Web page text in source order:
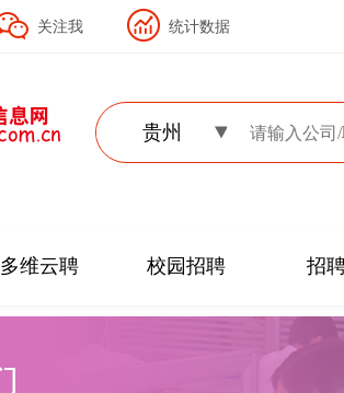
关注我 统计数据
贵州
多维云聘 校园招聘 招